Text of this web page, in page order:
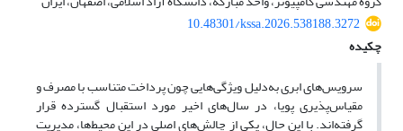
10.48301/kssa.2026.538188.3272
چکیده
سرویس‌های ابری به‌دلیل ویژگی‌هایی چون پرداخت متناسب با مصرف و
مقیاس‌پذیری پویا، در سال‌های اخیر مورد استقبال گسترده قرار
گرفته‌اند. با این حال، یکی از چالش‌های اصلی در این محیط‌ها، مدیریت